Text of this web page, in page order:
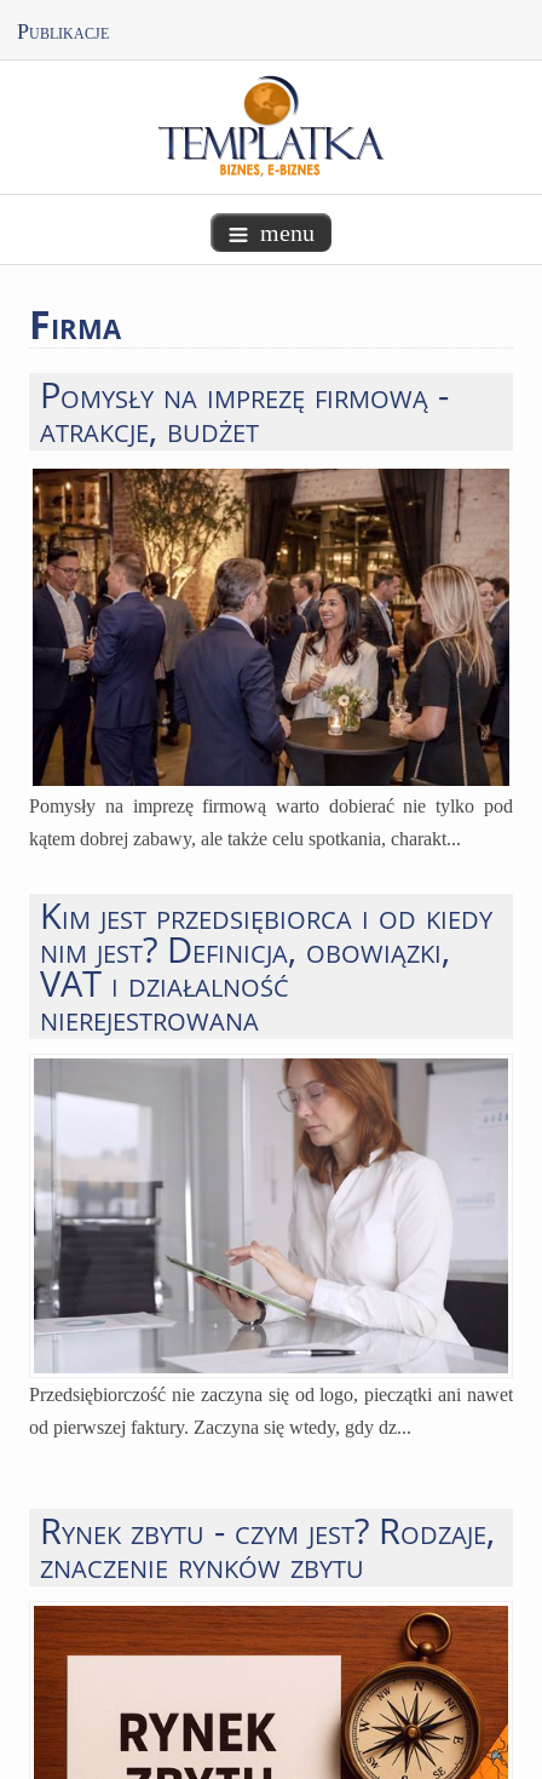
Publikacje
menu
Firma
Pomysły na imprezę firmową -
atrakcje, budżet
Pomysły na imprezę firmową warto dobierać nie tylko pod
kątem dobrej zabawy, ale także celu spotkania, charakt...
Kim jest przedsiębiorca i od kiedy
nim jest? Definicja, obowiązki,
VAT i działalność
nierejestrowana
Przedsiębiorczość nie zaczyna się od logo, pieczątki ani nawet
od pierwszej faktury. Zaczyna się wtedy, gdy dz...
Rynek zbytu - czym jest? Rodzaje,
znaczenie rynków zbytu